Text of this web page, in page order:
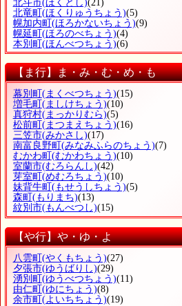
北斗市(ほくとし)(21)
北竜町(ほくりゅうちょう)(5)
幌加内町(ほろかないちょう)(9)
幌延町(ほろのべちょう)(4)
本別町(ほんべつちょう)(6)
【ま行】ま・み・む・め・も
幕別町 (まくべつちょう)(15)
増毛町 (ましけちょう)(10)
真狩村(まっかりむら)(5)
松前町 (まつまえちょう)(16)
三笠市(みかさし)(17)
南富良野町 (みなみふらのちょう)(7)
むかわ町 (むかわちょう)(10)
室蘭市(むろらんし)(42)
芽室町 (めむろちょう)(10)
妹背牛町 (もせうしちょう)(5)
森町 (もりまち)(13)
紋別市(もんべつし)(15)
【や行】や・ゆ・よ
八雲町 (やくもちょう)(27)
夕張市(ゆうばりし)(29)
湧別町 (ゆうべつちょう)(11)
由仁町 (ゆにちょう)(8)
余市町 (よいちちょう)(19)